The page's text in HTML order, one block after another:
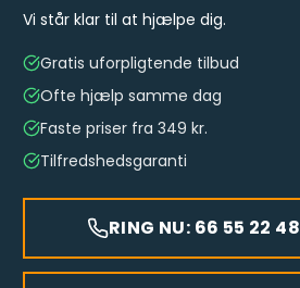
Vi står klar til at hjælpe dig.
Gratis uforpligtende tilbud
Ofte hjælp samme dag
Faste priser fra 349 kr.
Tilfredshedsgaranti
RING NU: 66 55 22 48